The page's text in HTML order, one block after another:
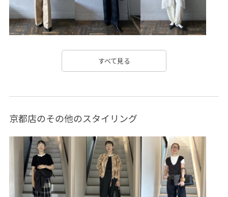
スポーツ スラックス ツイル生地
ティアードデザイン デニム合わせ トレンド感
ナチュラル
フェミニン ベルト ポロシャツ
モノグラム モノトーン ワンピース 伸縮性
別注アイテム 取り外し可能 吸水速乾
快適 快適性 接触冷感 機能素材 清涼感
着心地が良い 耐久性 華やか 薄手 軽羽織26SS
すべて見る
京都店のその他のスタイリング